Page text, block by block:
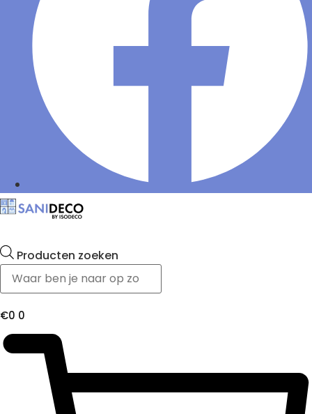
Producten zoeken
€0 0